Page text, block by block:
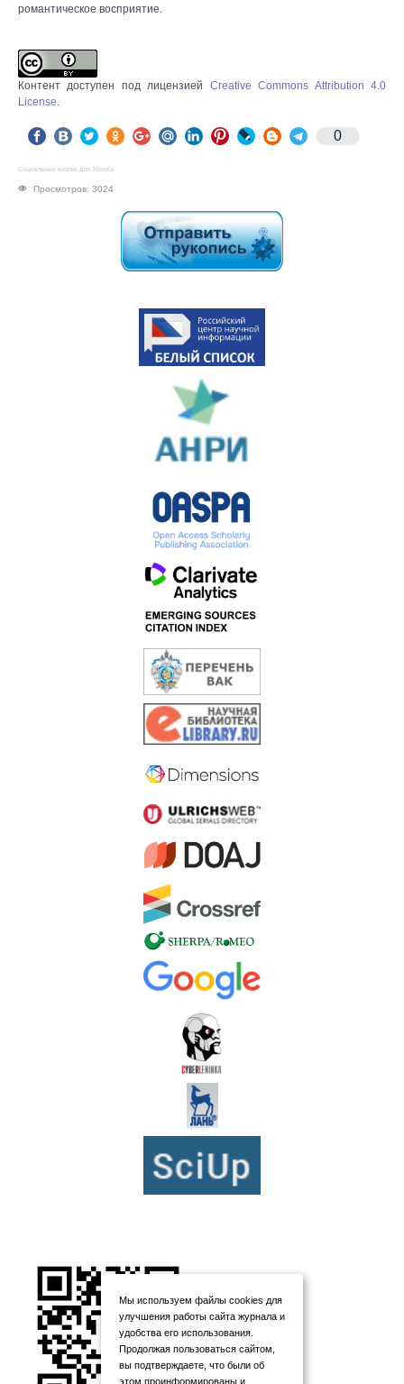
романтическое восприятие.
Контент доступен под лицензией Creative Commons Attribution 4.0
License.
0
Социальные кнопки для Joomla
Просмотров: 3024
Мы используем файлы cookies для
улучшения работы сайта журнала и
удобства его использования.
Продолжая пользоваться сайтом,
вы подтверждаете, что были об
этом проинформированы и